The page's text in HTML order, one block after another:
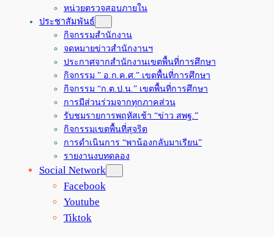
หน่วยตรวจสอบภายใน
ประชาสัมพันธ์
กิจกรรมสำนักงาน
จดหมายข่าวสำนักงานฯ
ประกาศจากสำนักงานเขตพื้นที่การศึกษา
กิจกรรม ” อ.ก.ค.ศ.” เขตพื้นที่การศึกษา
กิจกรรม “ก.ต.ป.น.” เขตพื้นที่การศึกษา
การมีส่วนร่วมจากทุกภาคส่วน
รับชมรายการพฤหัสเช้า “ข่าว สพฐ.”
กิจกรรมเขตพื้นที่สุจริต
การดำเนินการ “พาน้องกลับมาเรียน”
รายงานงบทดลอง
Social Network
Facebook
Youtube
Tiktok